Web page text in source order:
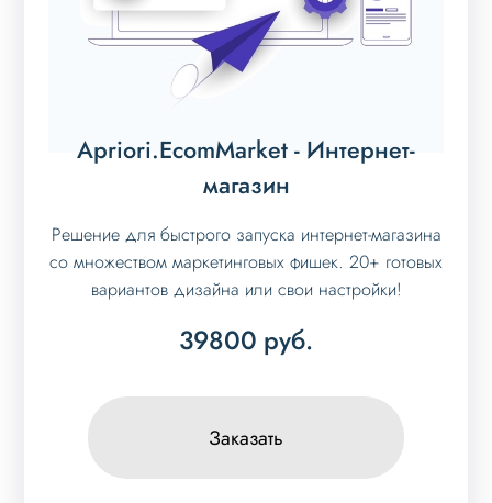
Apriori.EcomMarket - Интернет-
магазин
Решение для быстрого запуска интернет-магазина
со множеством маркетинговых фишек. 20+ готовых
вариантов дизайна или свои настройки!
39800 руб.
Заказать